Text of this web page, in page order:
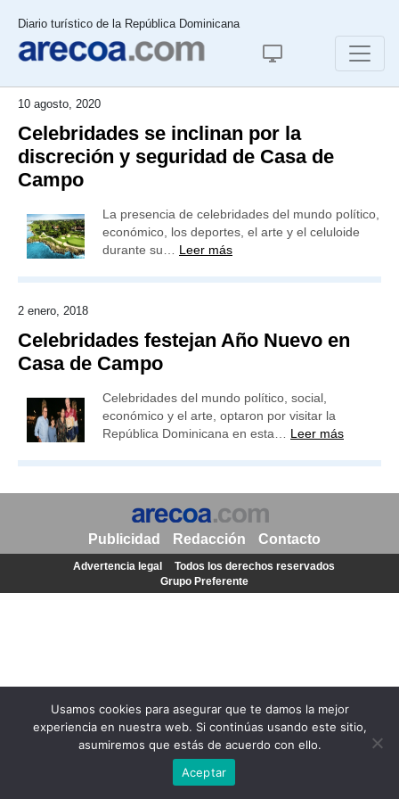
Diario turístico de la República Dominicana
10 agosto, 2020
Celebridades se inclinan por la
discreción y seguridad de Casa de
Campo
La presencia de celebridades del mundo político,
económico, los deportes, el arte y el celuloide
durante su… Leer más
2 enero, 2018
Celebridades festejan Año Nuevo en
Casa de Campo
Celebridades del mundo político, social,
económico y el arte, optaron por visitar la
República Dominicana en esta… Leer más
Usamos cookies para asegurar que te damos la mejor
experiencia en nuestra web. Si continúas usando este sitio,
asumiremos que estás de acuerdo con ello.
Aceptar
Publicidad Redacción Contacto
Advertencia legal
Todos los derechos reservados
Grupo Preferente